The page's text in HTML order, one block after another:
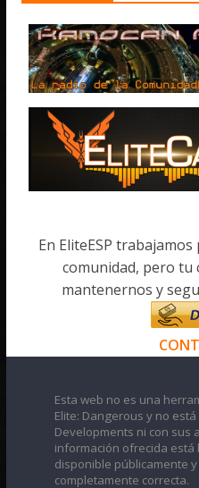
En EliteESP
comunidad, pero tu
mantenernos y
Esta web no es una
Elite: Dangerous y no
Developments ni con sus
información ofrecida
disponible públicamente
completamente correcta.